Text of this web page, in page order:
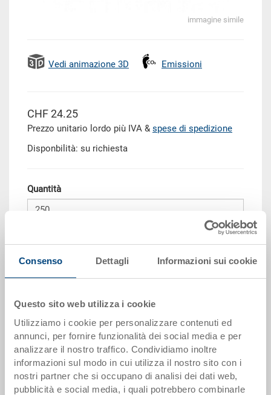
Consenso Dettagli Informazioni sui cookie
Questo sito web utilizza i cookie
Utilizziamo i cookie per personalizzare contenuti ed
annunci, per fornire funzionalità dei social media e per
analizzare il nostro traffico. Condividiamo inoltre
informazioni sul modo in cui utilizza il nostro sito con i
nostri partner che si occupano di analisi dei dati web,
pubblicità e social media, i quali potrebbero combinarle
immagine simile
Vedi animazione 3D Emissioni
CHF 24.25
Prezzo unitario lordo più IVA & spese di spedizione
Disponbilità: su richiesta
Quantità
Quantità minima ordine: 250 pezzi
I scaglioni di quantità corrispondono alle unità di imballaggio.
Dati articolo